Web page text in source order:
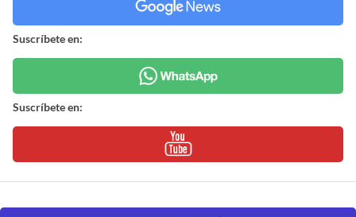
Suscríbete en:
Suscríbete en: